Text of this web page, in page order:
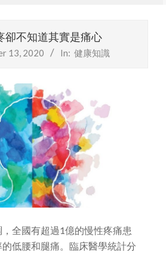
卻不知道其實是痛心
13, 2020 In: 健康知識
全國有超過1億的慢性疼痛患
低腰和腿痛。臨床醫學統計分